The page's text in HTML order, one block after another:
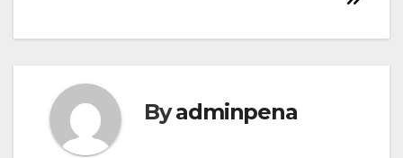
Byadminpena